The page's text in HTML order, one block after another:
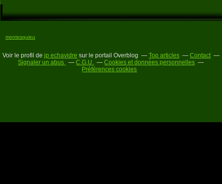
montesquieu
Voir le profil de jp echavidre sur le portail Overblog Top articles
Contact
Signaler un abus
C.G.U.
Cookies et données personnelles
Préférences cookies